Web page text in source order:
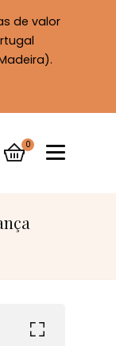
de valor
0